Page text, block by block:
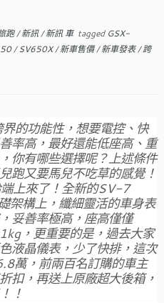
跑/新訊/新訊 車 tagged GSX-
/SV650X/新車售價/新車發表/跨
的功能性，想要電控、快
率高，最好還能低座高、重
你有哪些選擇呢？上述條件
跑又要馬兒不吃草的感覺！
上來了！全新的SV-7
架構上，纖細靈活的車身表
妥善率極高，座高僅僅
，更重要的是，過去大家
液晶儀表，少了快排，這次
萬，前兩百名訂購的車主
扣，再送上原廠超大後箱，
！